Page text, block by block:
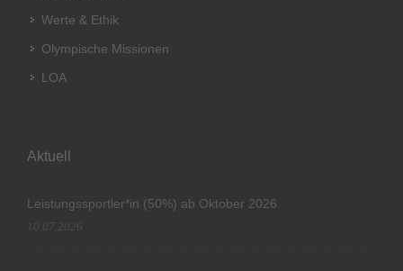
Werte & Ethik
Olympische Missionen
LOA
Aktuell
Leistungssportler*in (50%) ab Oktober 2026
10.07.2026